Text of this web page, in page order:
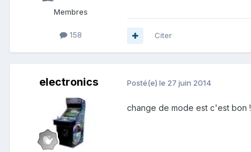
Membres
158 Citer
electronics Posté(e) le 27 juin 2014
change de mode est c'est bon !